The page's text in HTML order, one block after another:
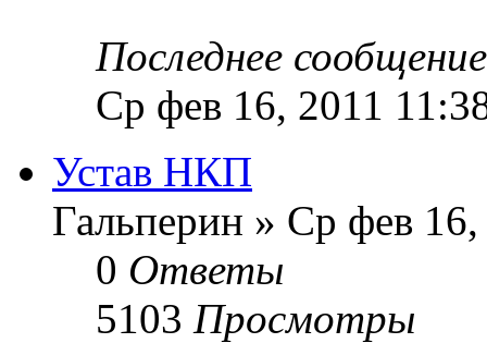
Последнее
Ср фев 16, 2011
Устав НКП
Гальперин » Ср фев
0 Ответы
5103 Просмотры